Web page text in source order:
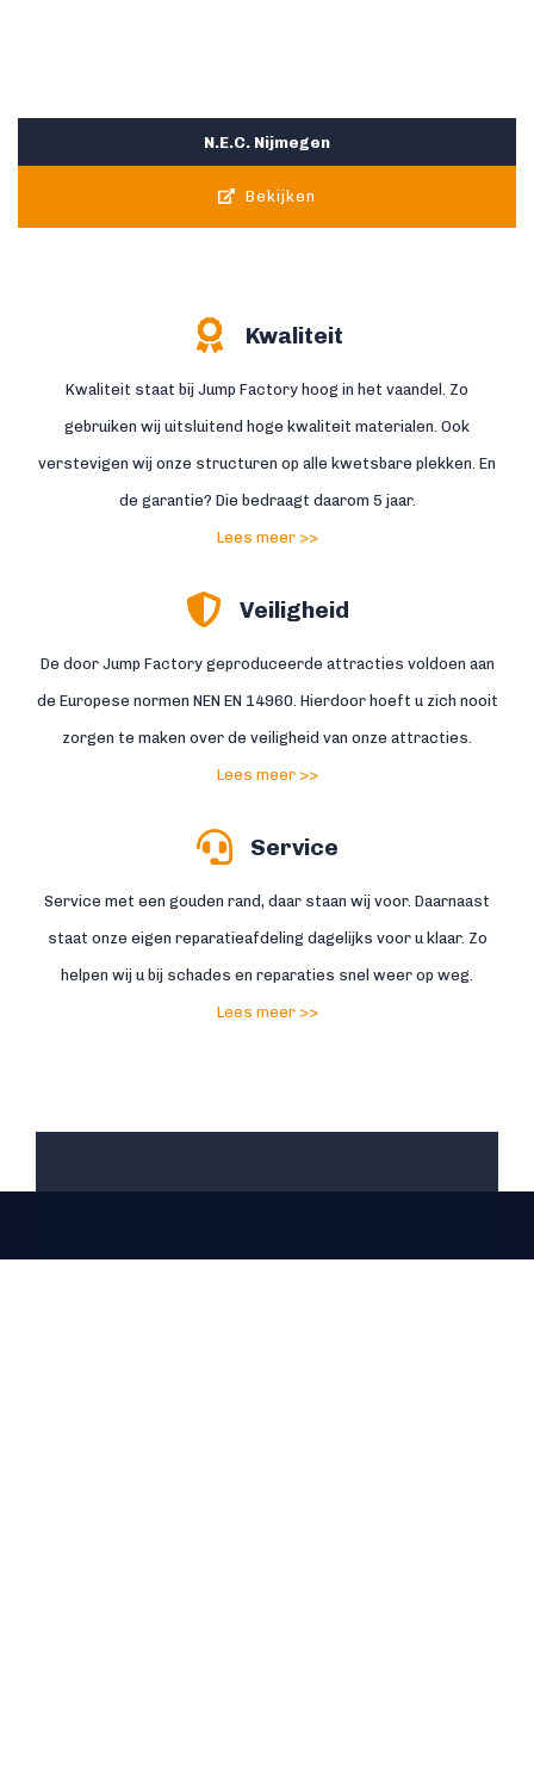
N.E.C. Nijmegen
Bekijken
Kwaliteit
Kwaliteit staat bij Jump Factory hoog in het vaandel. Zo
gebruiken wij uitsluitend hoge kwaliteit materialen. Ook
verstevigen wij onze structuren op alle kwetsbare plekken. En
de garantie? Die bedraagt daarom 5 jaar.
Lees meer >>
Veiligheid
De door Jump Factory geproduceerde attracties voldoen aan
de Europese normen NEN EN 14960. Hierdoor hoeft u zich nooit
zorgen te maken over de veiligheid van onze attracties.
Lees meer >>
Service
Service met een gouden rand, daar staan wij voor. Daarnaast
staat onze eigen reparatieafdeling dagelijks voor u klaar. Zo
helpen wij u bij schades en reparaties snel weer op weg.
Lees meer >>